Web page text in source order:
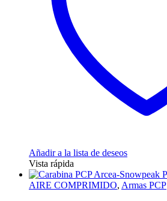
Añadir a la lista de deseos
Vista rápida
AIRE COMPRIMIDO, Armas PCP